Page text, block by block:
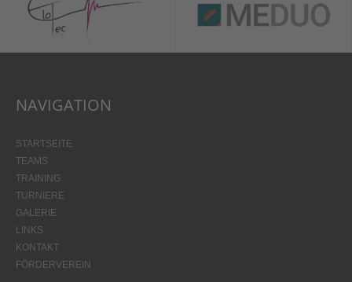
NAVIGATION
STARTSEITE
TEAMS
TRAINING
TURNIERE
GALERIE
LINKS
KONTAKT
FÖRDERVEREIN